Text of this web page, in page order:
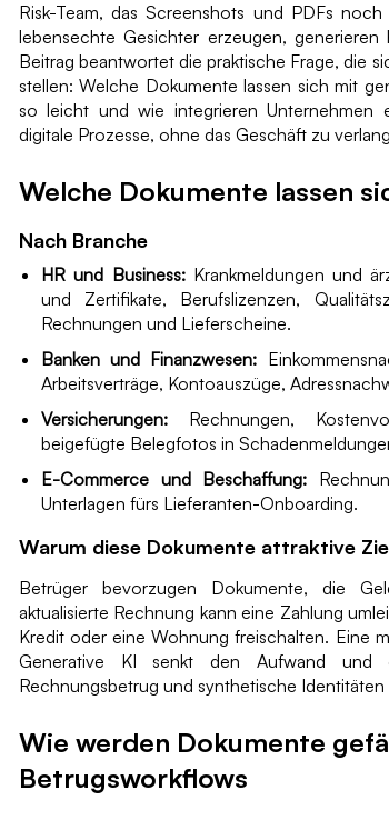
Risk-Team, das Screenshots und PDFs
lebensechte Gesichter erzeugen,
Beitrag beantwortet die praktische Frage, die
stellen: Welche Dokumente lassen sich mit
so leicht und wie integrieren Unternehmen
digitale Prozesse, ohne das Geschäft zu
Welche Dokumente lassen
Nach Branche
HR und Business:Krankmeldungen und
und Zertifikate, Berufslizenzen,
Rechnungen und Lieferscheine.
Banken und Finanzwesen:
Arbeitsverträge, Kontoauszüge,
Versicherungen: Rechnungen,
beigefügte Belegfotos in
E-Commerce und Beschaffung:
Unterlagen fürs Lieferanten-Onboarding.
Warum diese Dokumente attraktive
Betrüger bevorzugen Dokumente, die
aktualisierte Rechnung kann eine Zahlung
Kredit oder eine Wohnung freischalten. Eine
Generative KI senkt den Aufwand und
Rechnungsbetrug und synthetische Identitäten
Wie werden Dokumente
Betrugsworkflows